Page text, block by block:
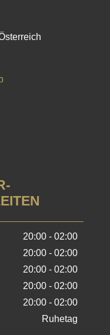
20:00 - 02:00
20:00 - 02:00
20:00 - 02:00
20:00 - 02:00
20:00 - 02:00
Ruhetag